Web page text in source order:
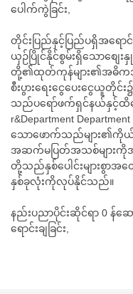
ပေါက်ကွဲခြင်း,
တိုင်းပြည်နှင့်ပြည်ပရှိအရေ
ယှဉ်ပြိုင်နိုင်စွမ်းရှိသောစျေး
တို့၏ထုတ်ကုန်များ၏အဓိကအင်္
စီးပွားရေးငွေပေးငွေယူတို
သည်ပရော်ဖက်ရှင်နယ်နှင့်ထိ
r&Department
သောဖောက်သည်များ၏ကို
အဆက်မပြတ်အသစ်များကို
တို့သည်နှစ်ပေါင်းများစွာ
နှစ်ခုလုံးကိုလုပ်နိုင်သည်။
နည်းပညာပိုင်းဆိုင်ရာ 0 န်ဆ
ရောင်းချခြင်း,